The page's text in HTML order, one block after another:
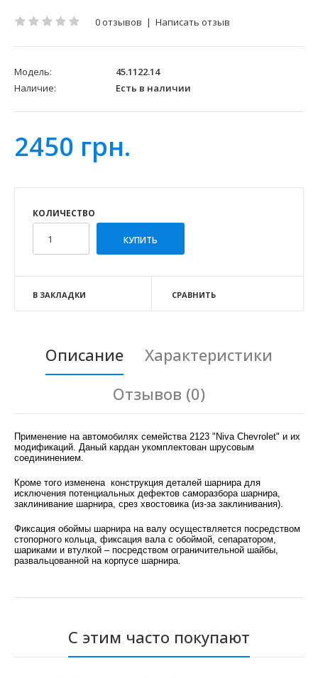
0 отзывов | Написать отзыв
Модель:
45.1122.14
Наличие:
Есть в наличии
2450 грн.
КОЛИЧЕСТВО
В ЗАКЛАДКИ СРАВНИТЬ
Описание
Характеристики
Отзывов (0)
Применение на автомобилях семейства 2123 "Niva Chevrolet" и их
модификаций. Даный кардан укомплектован шрусовым
соедининением.
Кроме того изменена конструкция деталей шарнира для
исключения потенциальных дефектов саморазбора шарнира,
заклинивание шарнира, срез хвостовика (из-за заклинивания).
Фиксация обоймы шарнира на валу осуществляется посредством
стопорного кольца, фиксация вала с обоймой, сепаратором,
шариками и втулкой – посредством ограничительной шайбы,
развальцованной на корпусе шарнира.
С этим часто покупают